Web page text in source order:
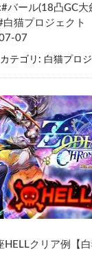
バール(18凸GC大
猫プロジェクト
07
カテゴリ: 白猫プロ
HELLクリア例【